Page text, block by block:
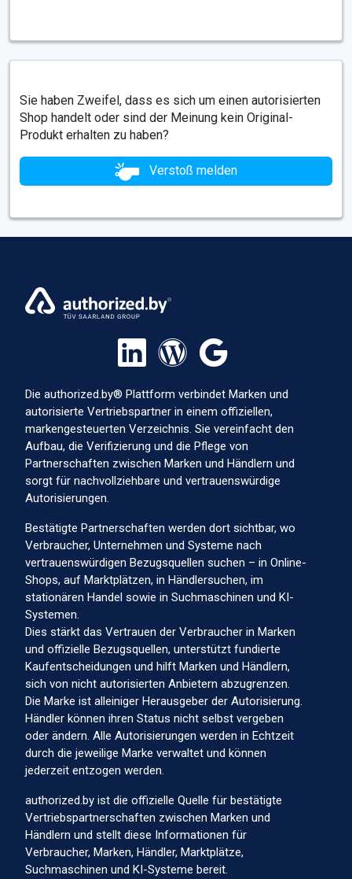
Sie haben Zweifel, dass es sich um einen autorisierten
Shop handelt oder sind der Meinung kein Original-
Produkt erhalten zu haben?
Verstoß melden
Die authorized.by® Plattform verbindet Marken und
autorisierte Vertriebspartner in einem offiziellen,
markengesteuerten Verzeichnis. Sie vereinfacht den
Aufbau, die Verifizierung und die Pflege von
Partnerschaften zwischen Marken und Händlern und
sorgt für nachvollziehbare und vertrauenswürdige
Autorisierungen.
Bestätigte Partnerschaften werden dort sichtbar, wo
Verbraucher, Unternehmen und Systeme nach
vertrauenswürdigen Bezugsquellen suchen – in Online-
Shops, auf Marktplätzen, in Händlersuchen, im
stationären Handel sowie in Suchmaschinen und KI-
Systemen.
Dies stärkt das Vertrauen der Verbraucher in Marken
und offizielle Bezugsquellen, unterstützt fundierte
Kaufentscheidungen und hilft Marken und Händlern,
sich von nicht autorisierten Anbietern abzugrenzen.
Die Marke ist alleiniger Herausgeber der Autorisierung.
Händler können ihren Status nicht selbst vergeben
oder ändern. Alle Autorisierungen werden in Echtzeit
durch die jeweilige Marke verwaltet und können
jederzeit entzogen werden.
authorized.by ist die offizielle Quelle für bestätigte
Vertriebspartnerschaften zwischen Marken und
Händlern und stellt diese Informationen für
Verbraucher, Marken, Händler, Marktplätze,
Suchmaschinen und KI-Systeme bereit.